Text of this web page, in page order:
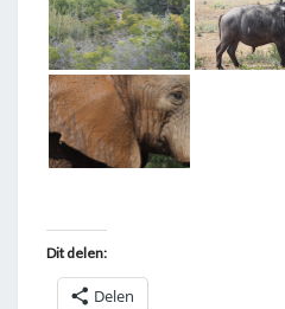
G
G
Dit delen:
Delen